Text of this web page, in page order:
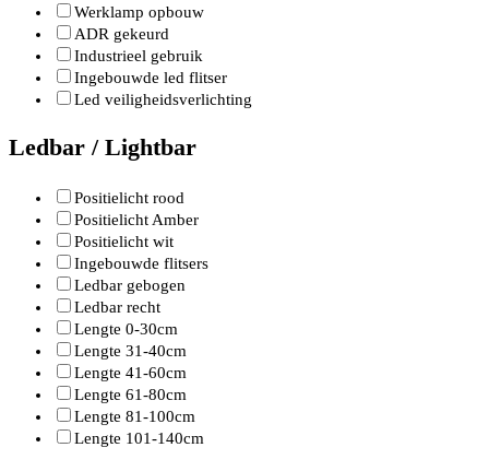
Werklamp opbouw
ADR gekeurd
Industrieel gebruik
Ingebouwde led flitser
Led veiligheidsverlichting
Ledbar / Lightbar
Positielicht rood
Positielicht Amber
Positielicht wit
Ingebouwde flitsers
Ledbar gebogen
Ledbar recht
Lengte 0-30cm
Lengte 31-40cm
Lengte 41-60cm
Lengte 61-80cm
Lengte 81-100cm
Lengte 101-140cm